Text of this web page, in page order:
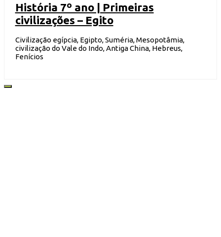
História 7º ano | Primeiras
civilizações – Egito
Civilização egípcia, Egipto, Suméria, Mesopotâmia,
civilização do Vale do Indo, Antiga China, Hebreus,
Fenícios